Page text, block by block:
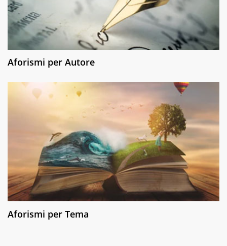
Aforismi per Autore
Aforismi per Tema